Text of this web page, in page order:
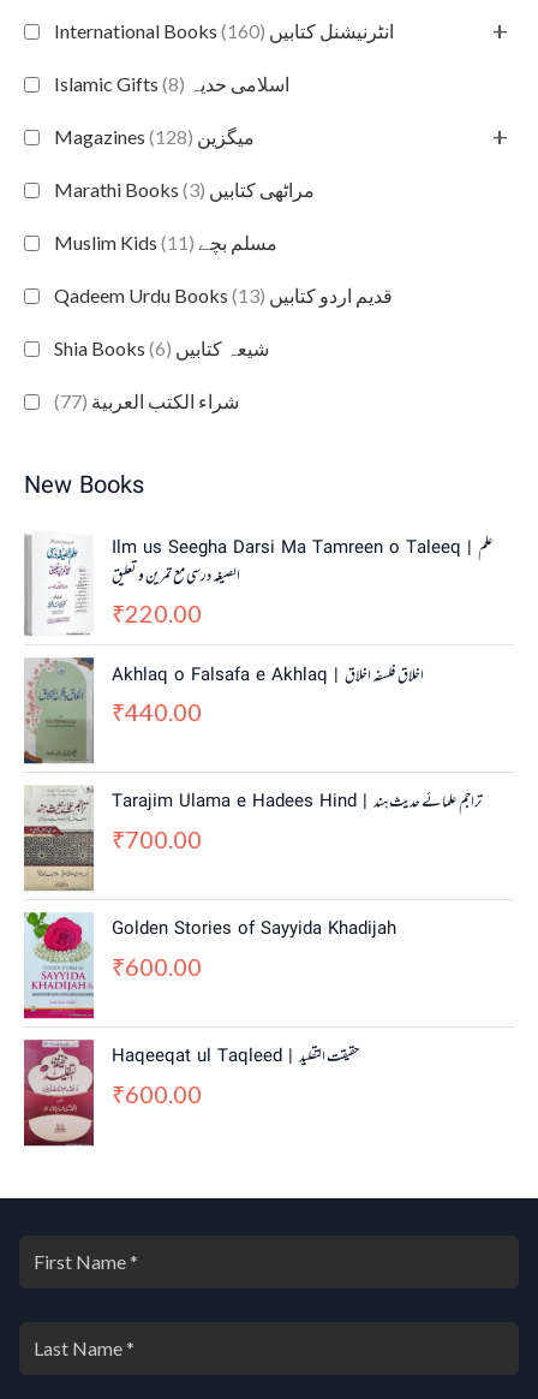
International Books انٹرنیشنل کتابیں (160) +
Islamic Gifts اسلامی حدیہ (8)
Magazines میگزین (128) +
Marathi Books مراٹھی کتابیں (3)
Muslim Kids مسلم بچے (11)
Qadeem Urdu Books قدیم اردو کتابیں (13)
Shia Books شیعہ کتابیں (6)
شراء الكتب العربية (77)
New Books
Ilm us Seegha Darsi Ma Tamreen o Taleeq | علم
الصیغہ درسی مع تمرین و تعلیق
₹220.00
Akhlaq o Falsafa e Akhlaq | اخلاق فلسفہ اخلاق
₹440.00
Tarajim Ulama e Hadees Hind | تراجم علمائے حديث ہند
₹700.00
Golden Stories of Sayyida Khadijah
₹600.00
Haqeeqat ul Taqleed | حقیقت التقلید
₹600.00